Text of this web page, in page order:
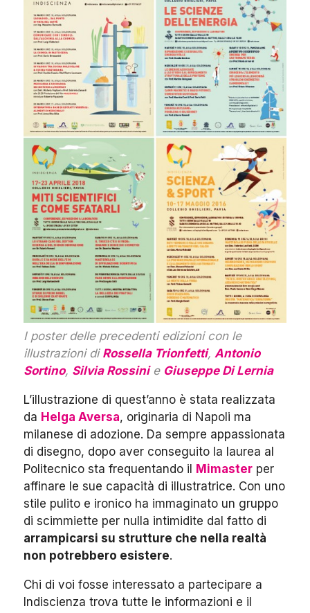
I poster delle precedenti edizioni con le
illustrazioni di Rossella Trionfetti, Antonio
Sortino, Silvia Rossinie Giuseppe Di Lernia
L’illustrazione di quest’anno è stata realizzata
da Helga Aversa, originaria di Napoli ma
milanese di adozione. Da sempre appassionata
di disegno, dopo aver conseguito la laurea al
Politecnico sta frequentando il Mimaster per
affinare le sue capacità di illustratrice. Con uno
stile pulito e ironico ha immaginato un gruppo
di scimmiette per nulla intimidite dal fatto di
arrampicarsi su strutture che nella realtà
non potrebbero esistere.
Chi di voi fosse interessato a partecipare a
Indiscienza trova tutte le informazioni e il